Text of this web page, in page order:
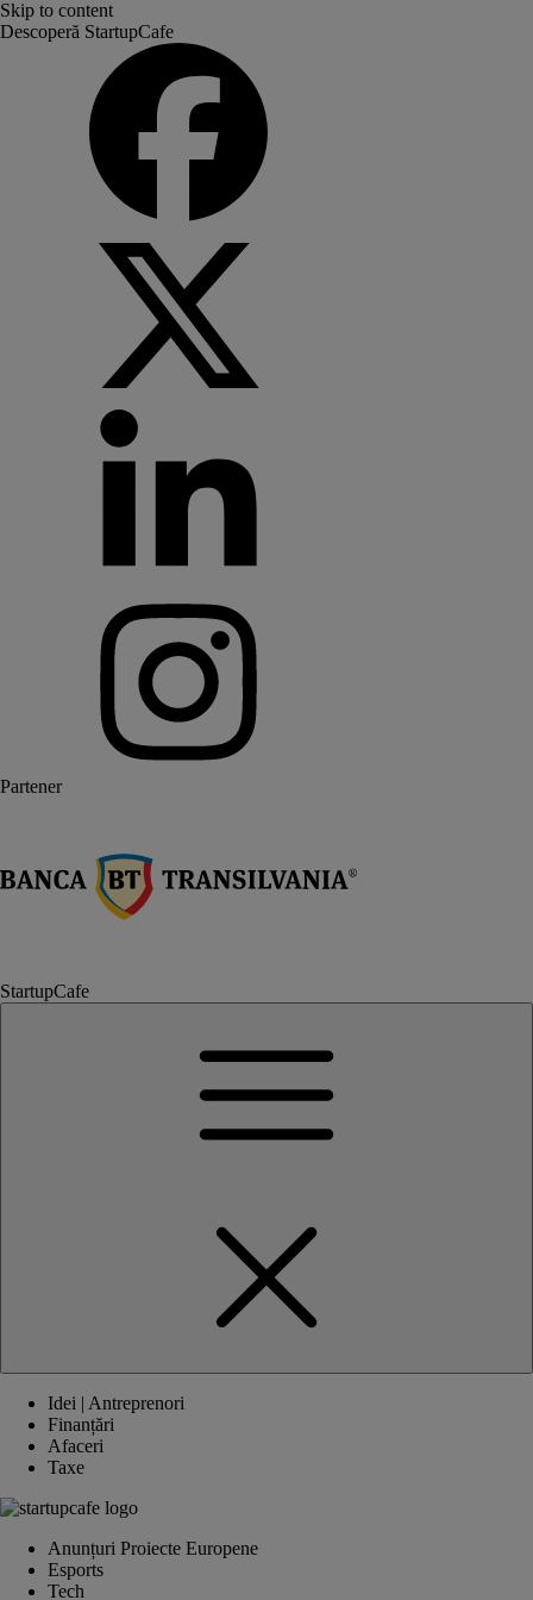
Skip to content
Descoperă StartupCafe
Partener
StartupCafe
Idei | Antreprenori
Finanțări
Afaceri
Taxe
Anunțuri Proiecte Europene
Esports
Tech